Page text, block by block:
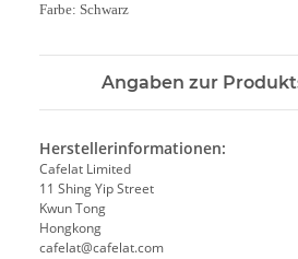
Farbe: Schwarz
Angaben zur
Herstellerinformationen:
Cafelat Limited
11 Shing Yip Street
Kwun Tong
Hongkong
cafelat@cafelat.com